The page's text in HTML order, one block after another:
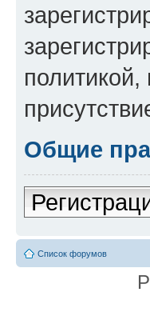
Общие
Список форумов